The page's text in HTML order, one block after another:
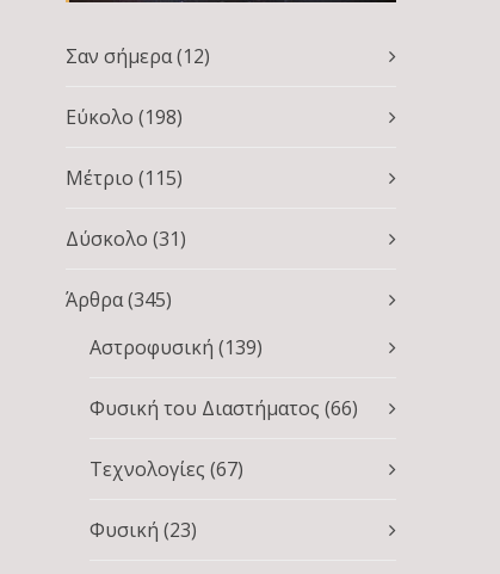
Σαν σήμερα(12)
Εύκολο (198)
Μέτριο (115)
Δύσκολο (31)
Άρθρα(345)
Αστροφυσική (139)
Φυσική του Διαστήματος (66)
Τεχνολογίες (67)
Φυσική (23)